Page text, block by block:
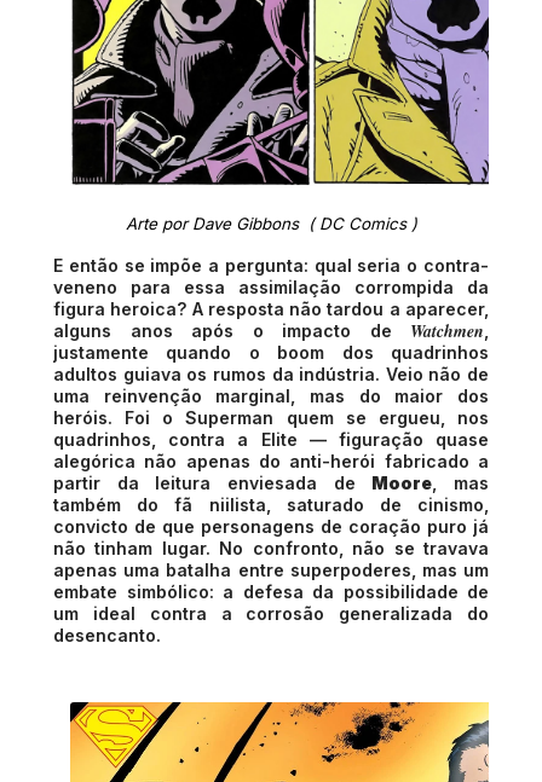
Arte por Dave Gibbons  ( DC Comics )
E então se impõe a pergunta: qual seria o contra-
veneno para essa assimilação corrompida da
figura heroica? A resposta não tardou a aparecer,
alguns anos após o impacto de Watchmen
justamente quando o boom dos quadrinhos
adultos guiava os rumos da indústria. Veio não de
uma reinvenção marginal, mas do maior dos
heróis. Foi o Superman quem se ergueu, nos
quadrinhos, contra a Elite — figuração quase
alegórica não apenas do anti-herói fabricado a
partir da leitura enviesada de Moore , mas
também do fã niilista, saturado de cinismo,
convicto de que personagens de coração puro já
não tinham lugar. No confronto, não se travava
apenas uma batalha entre superpoderes, mas um
embate simbólico: a defesa da possibilidade de
um ideal contra a corrosão generalizada do
desencanto.